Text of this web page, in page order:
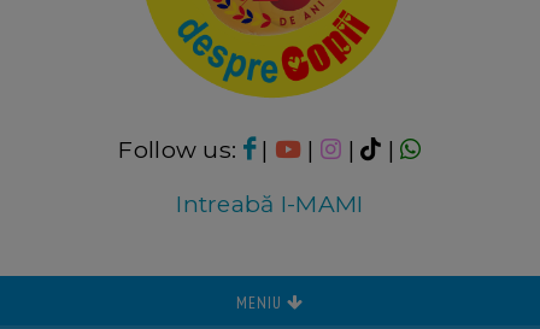
Follow us: | | |
|
Intreabă I-MAMI
MENIU